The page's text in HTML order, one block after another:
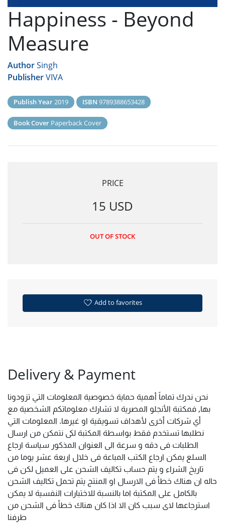
Happiness - Beyond
Measure
AuthorSingh
PublisherVIVA
Publish Year2019 ISBN 9789388653428
Book Cover Paperback Cover
PRICE
15 USD
OUT OF STOCK
Add to favorites
Delivery & Payment
نحن ندرك تماماً أهمية حماية خصوصية المعلومات التي تزودونا
بها, فمكتبة الأنجلو المصرية لا تشارك معلوماتكم الشخصية مع
أي شركات أخرى لأهداف تسويقية او غيرها. المعلومات التي
نطلبها تستخدم فقط بواسطة المكتبة لكى نتمكن من ارسال
الطلبات فى دقه و سرعة الى العنوان المذكور سياسة ارجاع
السلع يمكن ارجاع الكتب المباعة فى خلال اربعة عشر يوما من
تاريخ الشراء و يتم حساب تكاليف الشحن على العميل لكن فى
حاله ان هناك خطأ فى الارسال او المنتج يتم تحمل تكاليف الشحن
بالكامل على المكتبة اما بالنسبة للاختبارات النفسية لا يمكن
استرجاعها لاى سبب كان الا اذا كان هناك خطأ فى الشحن من
طرفنا